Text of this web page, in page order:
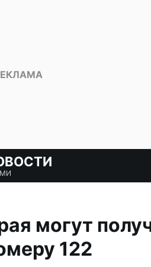
могут
122